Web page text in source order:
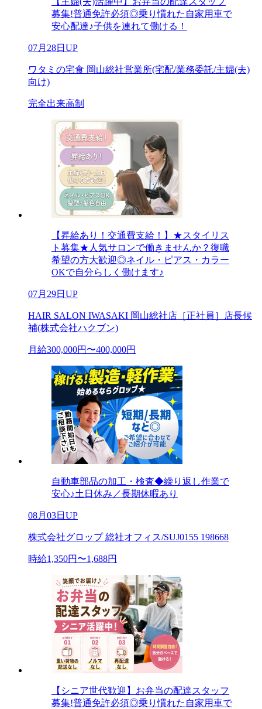
募集!普通免許必須◎乗り慣れた自家用車で
安心配達♪子供を連れて働ける！
07月28日UP
ワタミの宅食 岡山総社営業所(宅配/業務委託/主婦(夫)
向け)
完全出来高制
【昇給あり！交通費支給！】★スタイリス
ト募集★人気サロンで働きませんか？復職
希望の方大歓迎◎ネイル・ピアス・カラー
OKで自分らしく働けます♪
07月29日UP
HAIR SALON IWASAKI 岡山総社店［正社員］店長候
補(株式会社ハクブン)
月給300,000円〜400,000円
自動車部品の加工・検査◆繰り返し作業で
安心♪土日休み／長期休暇あり
08月03日UP
株式会社グロップ 総社オフィス/SUJ0155 198668
時給1,350円〜1,688円
【シニア世代歓迎】お弁当の配達スタッフ
募集!普通免許必須◎乗り慣れた自家用車で